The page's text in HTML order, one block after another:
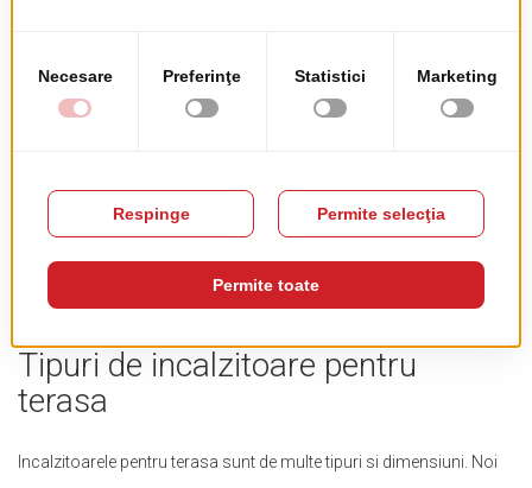
Inainte de a alege un incalzitor de terasa trebuie sa iti pui mai multe
intrebari:
Care sunt conditiile meteo in zona mea?
Tipuri de incalzitoare pentru
terasa
Incalzitoarele pentru terasa sunt de multe tipuri si dimensiuni. Noi